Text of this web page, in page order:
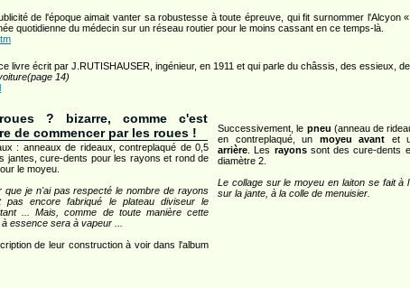
de l'époque aimait vanter sa robustesse à toute épreuve, qui fit surnommer l'Alcyon
quotidienne du médecin sur un réseau routier pour le moins cassant en ce temps-là.
livre écrit par J.RUTISHAUSER, ingénieur, en 1911 et qui parle du châssis, des essieux,
14)
? bizarre, comme c'est
de commencer par les roues !
: anneaux de rideaux, contreplaqué de 0,5
jantes, cure-dents pour les rayons et rond de
le moyeu.
que je n'ai pas respecté le nombre de rayons
pas encore fabriqué le plateau diviseur le
... Mais, comme de toute manière cette
essence sera à vapeur ...
de leur construction à voir dans l'album
Successivement, le pneu (anneau de
en contreplaqué, un moyeu avant et
arrière . Les rayonssont des cure-dents
diamètre 2.
Le collage sur le moyeu en laiton se fait à
sur la jante, à la colle de menuisier.